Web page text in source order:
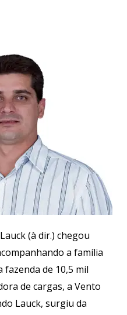
(à dir.) chegou
a família
de 10,5 mil
de cargas, a Vento
Lauck, surgiu da